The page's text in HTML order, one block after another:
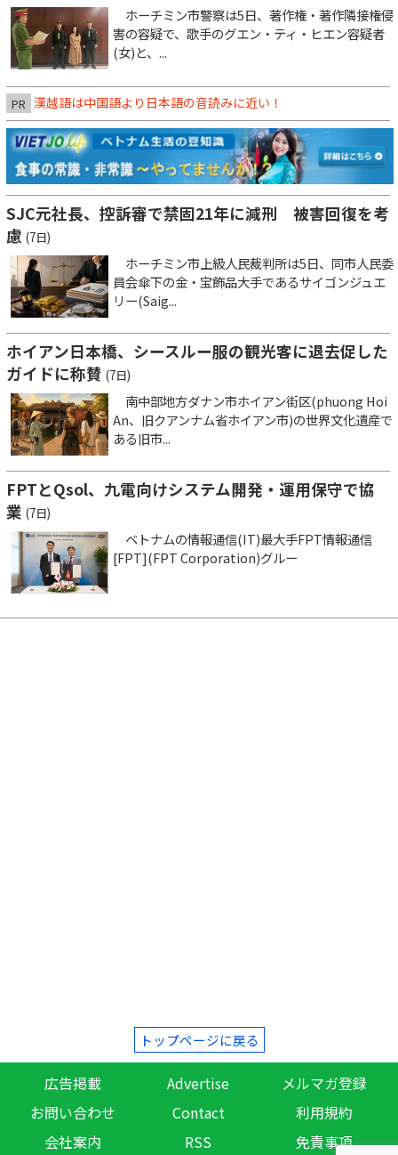
ホーチミン市警察は5日、著作権・著作隣接権侵
害の容疑で、歌手のグエン・ティ・ヒエン容疑者
(女)と、...
PR 漢越語は中国語より日本語の音読みに近い！
SJC元社長、控訴審で禁固21年に減刑 被害回復を考
慮 (7日)
ホーチミン市上級人民裁判所は5日、同市人民委
員会傘下の金・宝飾品大手であるサイゴンジュエ
リー(Saig...
ホイアン日本橋、シースルー服の観光客に退去促した
ガイドに称賛 (7日)
南中部地方ダナン市ホイアン街区(phuong Hoi
An、旧クアンナム省ホイアン市)の世界文化遺産で
ある旧市...
FPTとQsol、九電向けシステム開発・運用保守で協
業 (7日)
ベトナムの情報通信(IT)最大手FPT情報通信
[FPT](FPT Corporation)グルー
トップページに戻る
広告掲載 Advertise
メルマガ登録
お問い合わせ
Contact
利用規約
会社案内
RSS 免責事項